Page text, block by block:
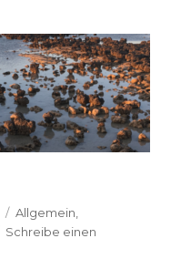
Kategorien
Allgemein
Schreibe einen